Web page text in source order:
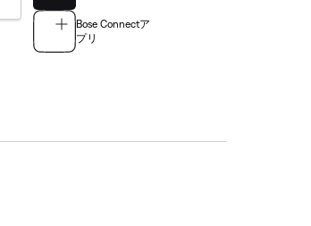
Bose Connectア
プリ